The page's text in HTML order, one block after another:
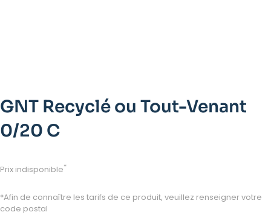
GNT Recyclé ou Tout-Venant
0/20 C
Prix indisponible*
*Afin de connaître les tarifs de ce produit, veuillez renseigner votre
code postal